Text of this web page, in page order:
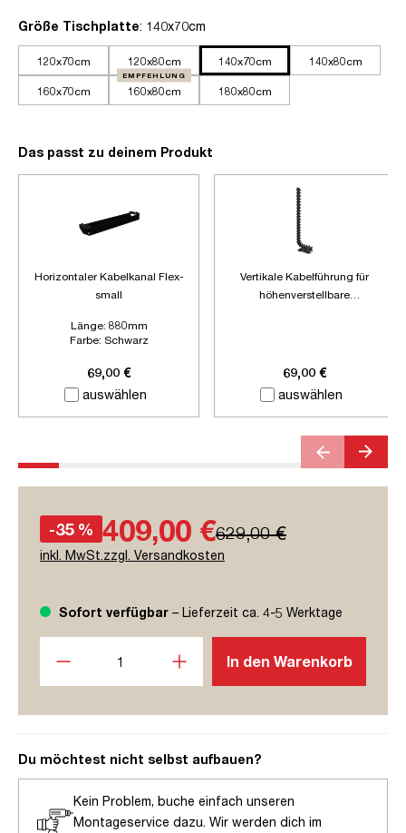
Größe Tischplatteauswählen
: 140x70cm
120x70cm 120x80cm 140x70cm 140x80cm
160x70cm 160x80cm
EMPFEHLUNG
180x80cm
Das passt zu deinem Produkt
auswählen
Horizontaler Kabelkanal Flex-
small
Länge: 880mm
Farbe: Schwarz
69,00 €
auswählen
Vertikale Kabelführung für
höhenverstellbare
69,00 €
-35 % 409,00 €629,00 €
inkl. MwSt.zzgl. Versandkosten
Sofort verfügbar – Lieferzeit ca. 4-5 Werktage
In den Warenkorb
Du möchtest nicht selbst aufbauen?
Kein Problem, buche einfach unseren
Montageservice dazu. Wir werden dich im